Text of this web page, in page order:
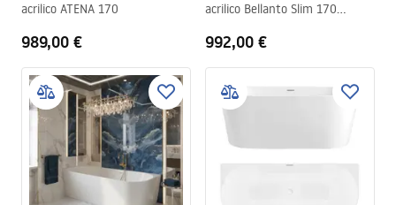
acrilico ATENA 170
989,00 €
acrilico Bellanto Slim 170
992,00 €